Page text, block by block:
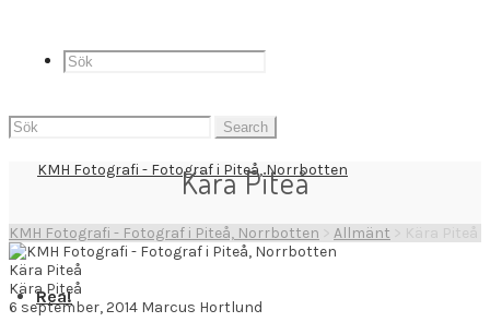
Rea!
Search
for:
Kära Piteå
KMH Fotografi - Fotograf i Piteå, Norrbotten > Allmänt > Kära Piteå
Kära Piteå
Kära Piteå
6 september, 2014 Marcus Hortlund